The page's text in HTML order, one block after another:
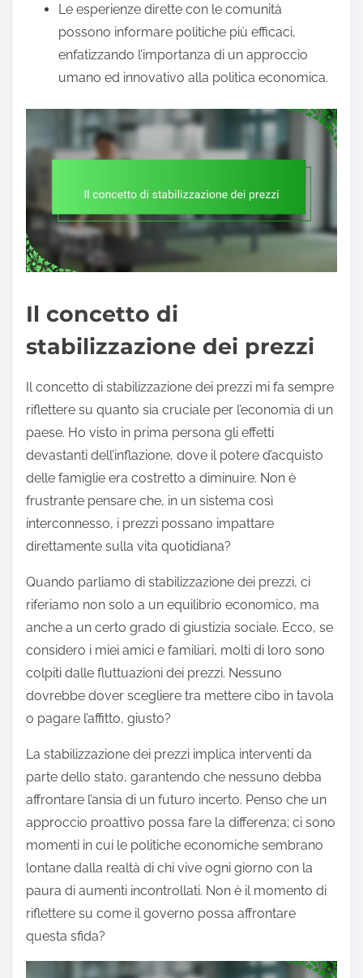
Le esperienze dirette con le comunità
possono informare politiche più efficaci,
enfatizzando l’importanza di un approccio
umano ed innovativo alla politica economica.
Il concetto di
stabilizzazione dei prezzi
Il concetto di stabilizzazione dei prezzi mi fa sempre
riflettere su quanto sia cruciale per l’economia di un
paese. Ho visto in prima persona gli effetti
devastanti dell’inflazione, dove il potere d’acquisto
delle famiglie era costretto a diminuire. Non è
frustrante pensare che, in un sistema così
interconnesso, i prezzi possano impattare
direttamente sulla vita quotidiana?
Quando parliamo di stabilizzazione dei prezzi, ci
riferiamo non solo a un equilibrio economico, ma
anche a un certo grado di giustizia sociale. Ecco, se
considero i miei amici e familiari, molti di loro sono
colpiti dalle fluttuazioni dei prezzi. Nessuno
dovrebbe dover scegliere tra mettere cibo in tavola
o pagare l’affitto, giusto?
La stabilizzazione dei prezzi implica interventi da
parte dello stato, garantendo che nessuno debba
affrontare l’ansia di un futuro incerto. Penso che un
approccio proattivo possa fare la differenza; ci sono
momenti in cui le politiche economiche sembrano
lontane dalla realtà di chi vive ogni giorno con la
paura di aumenti incontrollati. Non è il momento di
riflettere su come il governo possa affrontare
questa sfida?